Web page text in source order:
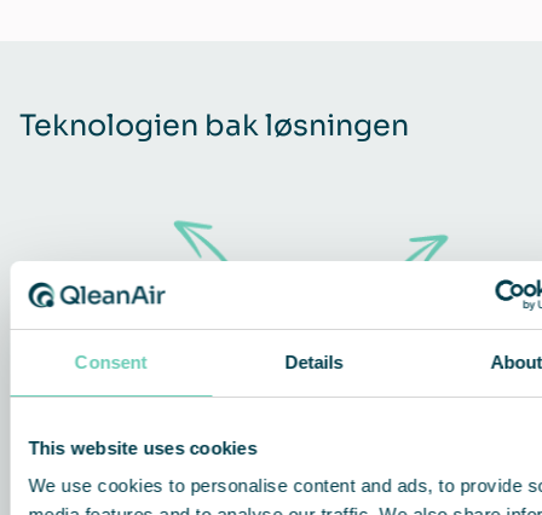
Consent Details About
This website uses cookies
We use cookies to personalise content and ads, to provide
Teknologien bak løsningen